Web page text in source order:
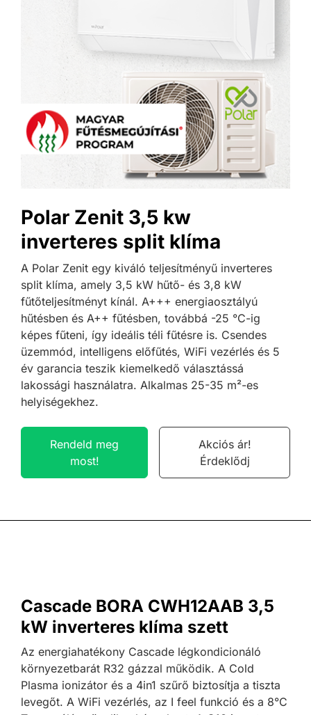
Polar Zenit 3,5 kw
inverteres split klíma
A Polar Zenit egy kiváló teljesítményű inverteres
split klíma, amely 3,5 kW hűtő- és 3,8 kW
fűtőteljesítményt kínál. A+++ energiaosztályú
hűtésben és A++ fűtésben, továbbá -25 °C-ig
képes fűteni, így ideális téli fűtésre is. Csendes
üzemmód, intelligens előfűtés, WiFi vezérlés és 5
év garancia teszik kiemelkedő választássá
lakossági használatra. Alkalmas 25-35 m²-es
helyiségekhez.
Rendeld meg
most!
Akciós ár!
Érdeklődj
Cascade BORA CWH12AAB 3,5
kW inverteres klíma szett
Az energiahatékony Cascade légkondicionáló
környezetbarát R32 gázzal működik. A Cold
Plasma ionizátor és a 4in1 szűrő biztosítja a tiszta
levegőt. A WiFi vezérlés, az I feel funkció és a 8°C